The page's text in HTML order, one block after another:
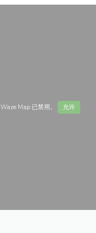
Waze Map 已禁用。 允许